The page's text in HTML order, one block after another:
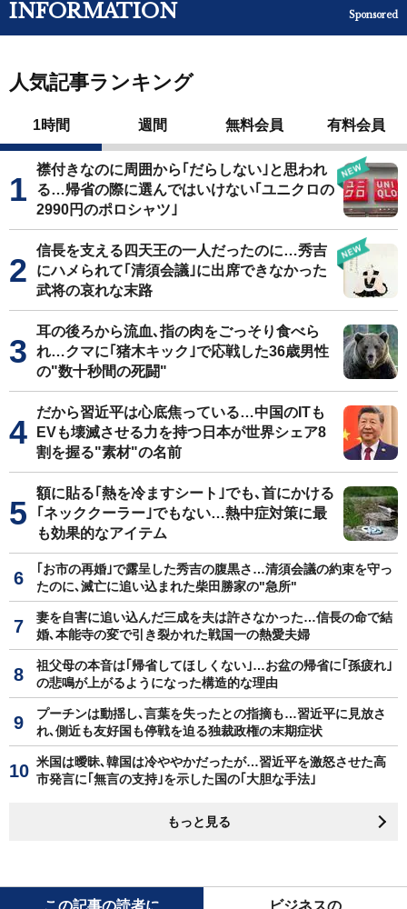
INFORMATION Sponsored
人気記事ランキング
1時間 週間 無料会員 有料会員
襟付きなのに周囲から｢だらしない｣と思われ
る…帰省の際に選んではいけない｢ユニクロの
2990円のポロシャツ｣
信長を支える四天王の一人だったのに…秀吉
にハメられて｢清須会議｣に出席できなかった
武将の哀れな末路
耳の後ろから流血､指の肉をごっそり食べら
れ…クマに｢猪木キック｣で応戦した36歳男性
の"数十秒間の死闘"
だから習近平は心底焦っている…中国のITも
EVも壊滅させる力を持つ日本が世界シェア8
割を握る"素材"の名前
額に貼る｢熱を冷ますシート｣でも､首にかける
｢ネッククーラー｣でもない…熱中症対策に最
も効果的なアイテム
｢お市の再婚｣で露呈した秀吉の腹黒さ…清須会議の約束を守っ
たのに､滅亡に追い込まれた柴田勝家の"急所"
妻を自害に追い込んだ三成を夫は許さなかった…信長の命で結
婚､本能寺の変で引き裂かれた戦国一の熱愛夫婦
祖父母の本音は｢帰省してほしくない｣…お盆の帰省に｢孫疲れ｣
の悲鳴が上がるようになった構造的な理由
プーチンは動揺し､言葉を失ったとの指摘も…習近平に見放さ
れ､側近も友好国も停戦を迫る独裁政権の末期症状
米国は曖昧､韓国は冷ややかだったが…習近平を激怒させた高
市発言に｢無言の支持｣を示した国の｢大胆な手法｣
もっと見る
この記事の読者に ビジネスの